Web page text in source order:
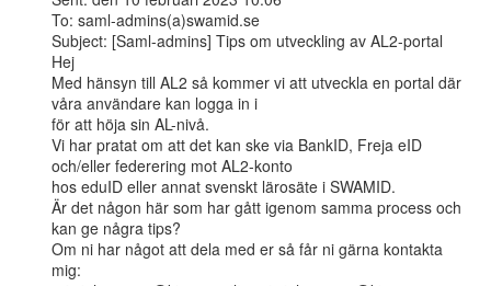
To: saml-admins(a)swamid.se
Subject: [Saml-admins] Tips om utveckling av AL2-portal
Hej
Med hänsyn till AL2 så kommer vi att utveckla en portal där
våra användare kan logga in i
för att höja sin AL-nivå.
Vi har pratat om att det kan ske via BankID, Freja eID
och/eller federering mot AL2-konto
hos eduID eller annat svenskt lärosäte i SWAMID.
Är det någon här som har gått igenom samma process och
kan ge några tips?
Om ni har något att dela med er så får ni gärna kontakta
mig: